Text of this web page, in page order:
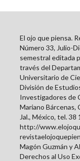
El ojo que piensa.
Número 33, Julio-
semestral editada
través del
Universitario de
División de
Investigadores de
Mariano Bárcenas,
Jal., México, tel.
http://
Magón Guzmán y
Derechos al Uso